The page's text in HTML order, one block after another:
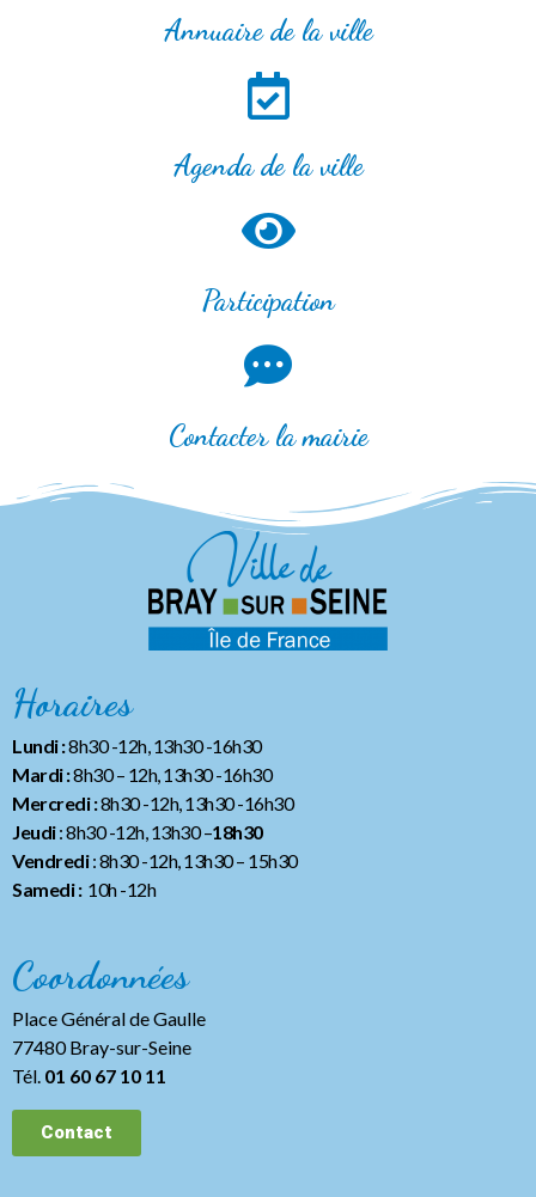
Annuaire de la ville
Agenda de la ville
Participation
Contacter la mairie
Horaires
Lundi :8h30 -12h, 13h30 -16h30
Mardi :8h30 – 12h, 13h30 -16h30
Mercredi :8h30 -12h, 13h30 -16h30
Jeudi: 8h30 -12h, 13h30 –18h30
Vendredi: 8h30 -12h, 13h30– 15h30
Samedi :10h -12h
Coordonnées
Place Général de Gaulle
77480 Bray-sur-Seine
Tél. 01 60 67 10 11
Contact